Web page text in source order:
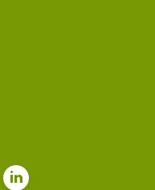
Pinterest